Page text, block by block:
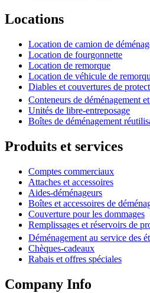
Locations
Location de camion de
Location de fourgonnette
Location de remorque
Location de véhicule de
Diables et couvertures de
Conteneurs de déménagement
Unités de libre-entreposage
Boîtes de déménagement
Produits et services
Comptes commerciaux
Attaches et accessoires
Aides-déménageurs
Boîtes et accessoires de
Couverture pour les dommages
Remplissages et réservoirs de
Déménagement au service des
Chèques-cadeaux
Rabais et offres spéciales
Company Info